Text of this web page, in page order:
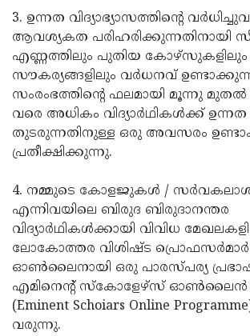
3. ഉന്നത വിദ്യാഭ്യാസത്തിന്റെ
ആവശ്യകത പരിഹരിക്കുന്നതിനായി
എണ്ണത്തിലും പുതിയ
സൗകര്യങ്ങളിലും വര്‍ധനവ്
സംരംഭത്തിന്റെ ഫലമായി മൂന്നു
വരെ അധികം വിദ്യാര്‍ഥികള്‍ക്ക് ഉന്നത
തുടരുന്നതിനുള്ള ഒരു അവസരം
പ്രതീക്ഷിക്കുന്നു.
4. നമ്മുടെ കോളജുകള്‍ /
എന്നിവയിലെ ബിരുദ ബിരുദാനന്തര
വിദ്യാര്‍ഥികള്‍ക്കായി വിവിധ
ലോകോത്തര വിശിഷ്ട പ്രൊഫസര്‍മാര്‍
ഓണ്‍ലൈനായി ഒരു പാരസ്പര്യ
എമിനെന്റ് സ്‌കോളേഴ്‌സ് ഓണ്‍ലൈന്‍
(Eminent Schoiars Online
വരുന്നു.